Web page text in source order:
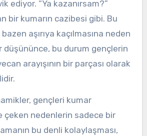
ediyor. “Ya kazanırsam?”
bir kumarın cazibesi gibi. Bu
aşırıya kaçılmasına neden
düşününce, bu durum gençlerin
arayışının bir parçası olarak
gençleri kumar
çeken nedenlerin sadece bir
bu denli kolaylaşması,